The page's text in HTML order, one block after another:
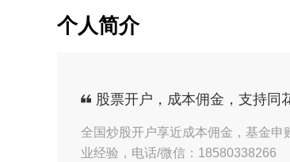
【证券】
个人简介
股票开户，成本佣金，支持同
全国炒股开户享近成本佣金，基金申
业经验，电话/微信：18580338266